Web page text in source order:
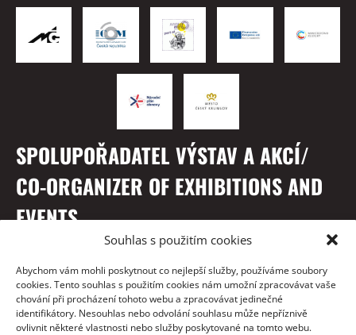
Souhlas s použitím cookies
Abychom vám mohli poskytnout co nejlepší služby, používáme soubory
cookies. Tento souhlas s použitím cookies nám umožní zpracovávat vaše
chování při procházení tohoto webu a zpracovávat jedinečné
identifikátory. Nesouhlas nebo odvolání souhlasu může nepříznivě
ovlivnit některé vlastnosti nebo služby poskytované na tomto webu.
SPOLUPOŘADATEL VÝSTAV A AKCÍ/
CO-ORGANIZER OF EXHIBITIONS AND
EVENTS